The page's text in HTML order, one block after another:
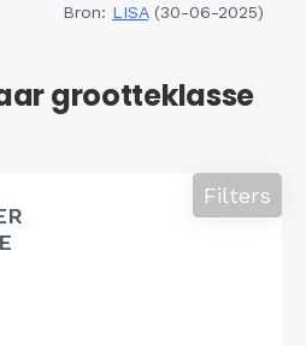
Bron: LISA(30-06-2025)
grootteklasse
Filters